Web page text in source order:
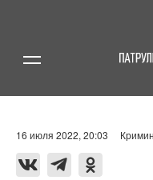
16 июля 2022, 20:03